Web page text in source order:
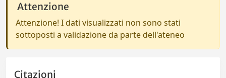
Attenzione
Attenzione! I dati visualizzati non sono stati
sottoposti a validazione da parte dell'ateneo
Citazioni